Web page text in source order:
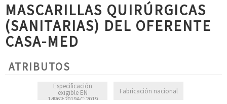
MASCARILLAS QUIRÚRGICAS
(SANITARIAS) DEL OFERENTE
CASA-MED
ATRIBUTOS
Especificación
exigible EN
14863:2019AC:2019
Fabricación nacional